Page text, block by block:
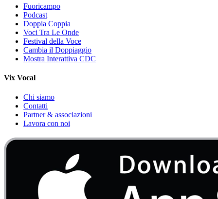
Fuoricampo
Podcast
Doppia Coppia
Voci Tra Le Onde
Festival della Voce
Cambia il Doppiaggio
Mostra Interattiva CDC
Vix Vocal
Chi siamo
Contatti
Partner & associazioni
Lavora con noi